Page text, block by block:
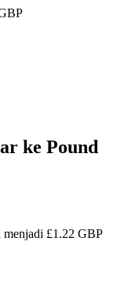
ke Pound
£1.22 GBP